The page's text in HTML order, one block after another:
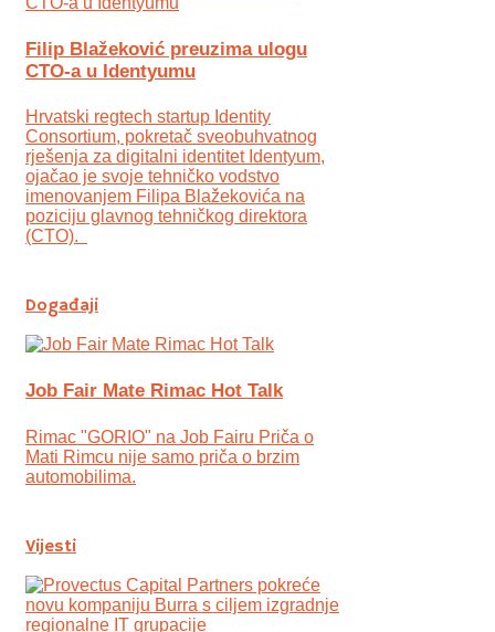
Filip Blažeković preuzima ulogu
CTO-a u Identyumu
Hrvatski regtech startup Identity
Consortium, pokretač sveobuhvatnog
rješenja za digitalni identitet Identyum,
ojаčao je svoje tehničko vodstvo
imenovanjem Filipa Blažekovića na
poziciju glavnog tehničkog direktora
(CTO).
Događaji
Job Fair Mate Rimac Hot Talk
Rimac "GORIO" na Job Fairu Priča o
Mati Rimcu nije samo priča o brzim
automobilima.
Vijesti